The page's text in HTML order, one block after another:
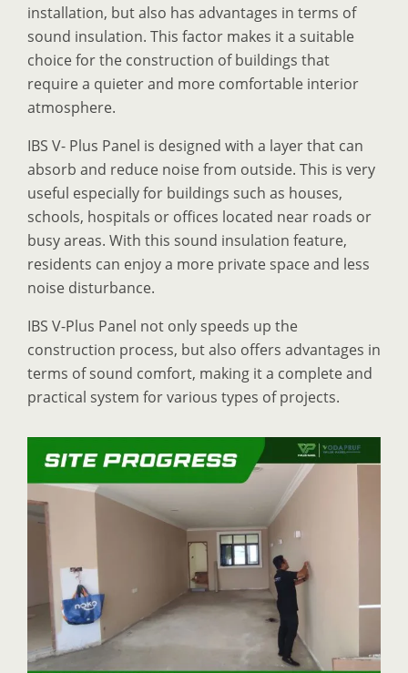
installation, but also has advantages in terms of
sound insulation. This factor makes it a suitable
choice for the construction of buildings that
require a quieter and more comfortable interior
atmosphere.
IBS V- Plus Panel is designed with a layer that can
absorb and reduce noise from outside. This is very
useful especially for buildings such as houses,
schools, hospitals or offices located near roads or
busy areas. With this sound insulation feature,
residents can enjoy a more private space and less
noise disturbance.
IBS V-Plus Panel not only speeds up the
construction process, but also offers advantages in
terms of sound comfort, making it a complete and
practical system for various types of projects.